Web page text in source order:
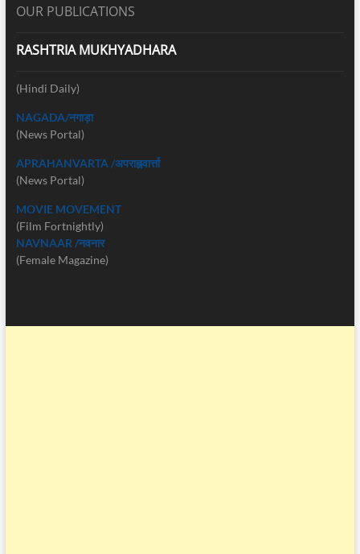
OUR PUBLICATIONS
RASHTRIA MUKHYADHARA
(Hindi Daily)
NAGADA/नगाड़ा
(News Portal)
APRAHANVARTA /अपराह्नवार्त्ता
(News Portal)
MOVIE MOVEMENT
(Film Fortnightly)
NAVNAAR /नवनार
(Female Magazine)